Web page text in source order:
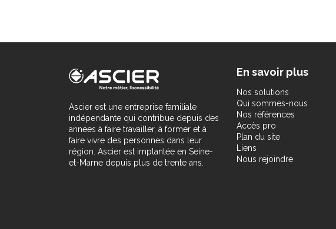
Ascier est une entreprise familiale
indépendante qui contribue depuis des
années à faire travailler, à former et à
faire vivre des personnes dans leur
région. Ascier est implantée en Seine-
et-Marne depuis plus de trente ans.
En savoir plus
Nos solutions
Qui sommes-nous
Nos références
Accès pro
Plan du site
Liens
Nous rejoindre